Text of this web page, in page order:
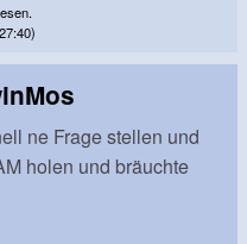
ne Frage stellen und
holen und bräuchte